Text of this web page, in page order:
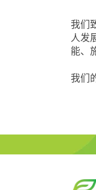
我们
人发
能、
我们